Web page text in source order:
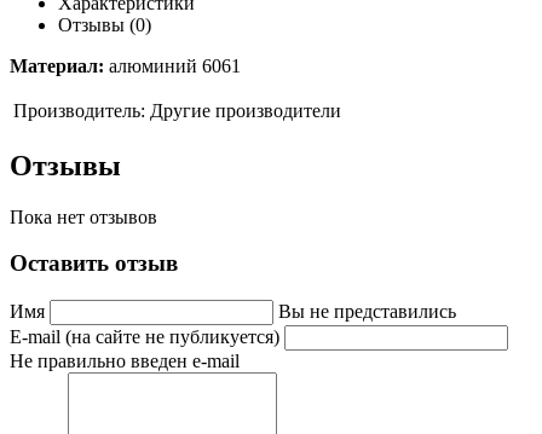
Отзывы (0)
Материал: алюминий 6061
Производитель: Другие производители
Отзывы
Пока нет отзывов
Оставить отзыв
Имя
Вы не представились
E-mail (на сайте не публикуется)
Не правильно введен e-mail